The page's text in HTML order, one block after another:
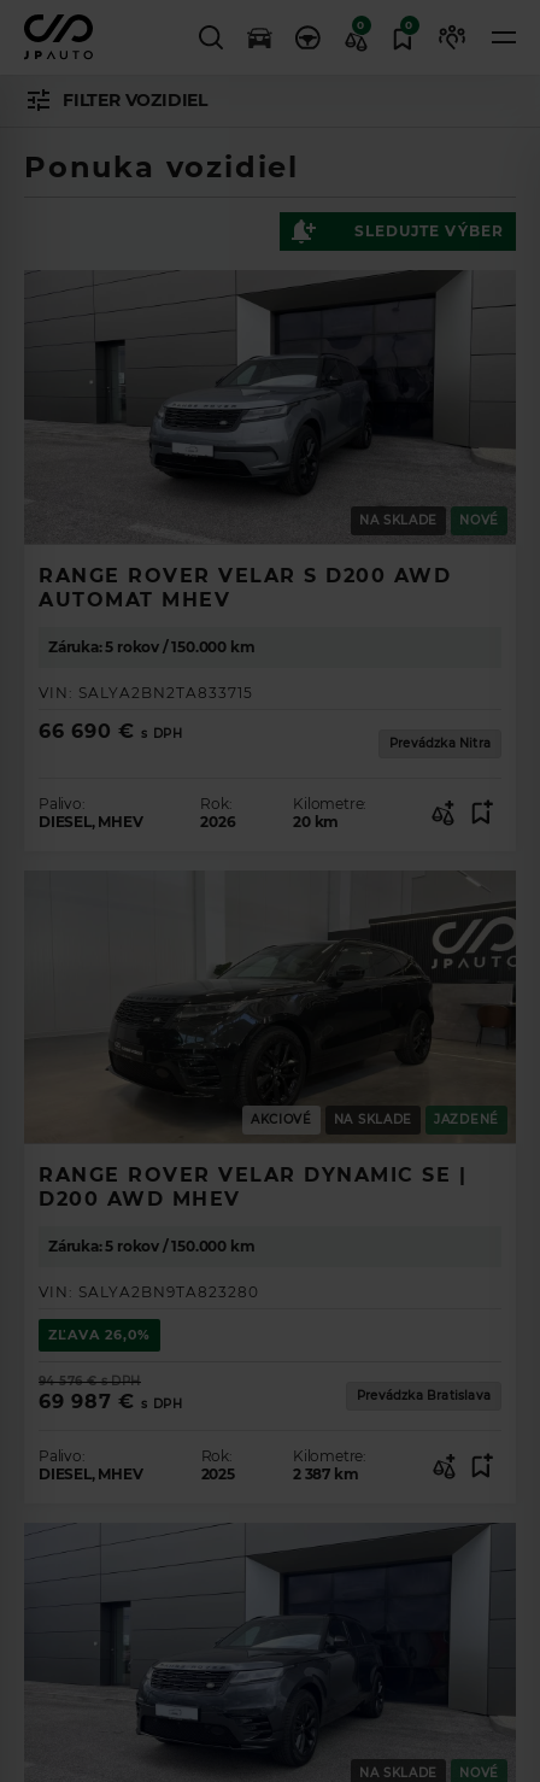
0 0
FILTER VOZIDIEL
Ponuka vozidiel
SLEDUJTE VÝBER
NA SKLADE NOVÉ
RANGE ROVER VELAR S D200 AWD
AUTOMAT MHEV
Záruka: 5 rokov / 150.000 km
VIN: SALYA2BN2TA833715
66 690 € s DPH
Prevádzka Nitra
Palivo:
DIESEL, MHEV
Rok:
2026
Kilometre:
20 km
AKCIOVÉ NA SKLADE JAZDENÉ
RANGE ROVER VELAR DYNAMIC SE |
D200 AWD MHEV
Záruka: 5 rokov / 150.000 km
VIN: SALYA2BN9TA823280
ZĽAVA 26,0%
94 576 € s DPH
69 987 € s DPH
Prevádzka Bratislava
Palivo:
DIESEL, MHEV
Rok:
2025
Kilometre:
2 387 km
NA SKLADE NOVÉ